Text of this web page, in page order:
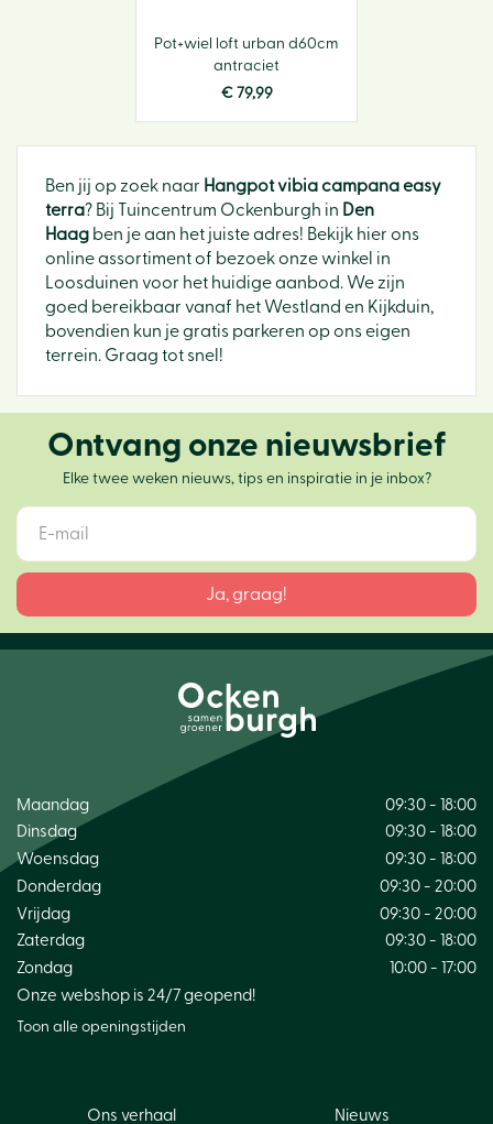
Pot+wiel loft urban d60cm
antraciet
€ 79,99
Ben jij op zoek naar Hangpot vibia campana easy
terra? Bij Tuincentrum Ockenburgh in Den
Haag ben je aan het juiste adres! Bekijk hier ons
online assortiment of bezoek onze winkel in
Loosduinen voor het huidige aanbod. We zijn
goed bereikbaar vanaf het Westland en Kijkduin,
bovendien kun je gratis parkeren op ons eigen
terrein. Graag tot snel!
Ontvang onze nieuwsbrief
Elke twee weken nieuws, tips en inspiratie in je inbox?
Maandag
09:30 - 18:00
Dinsdag
09:30 - 18:00
Woensdag
09:30 - 18:00
Donderdag
09:30 - 20:00
Vrijdag
09:30 - 20:00
Zaterdag
09:30 - 18:00
Zondag
10:00 - 17:00
Onze webshop is 24/7 geopend!
Toon alle openingstijden
Ons verhaal Nieuws